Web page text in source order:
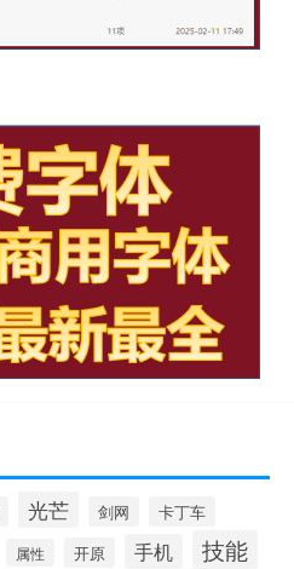
光芒 剑网
卡丁车
属性 开原 手机
技能